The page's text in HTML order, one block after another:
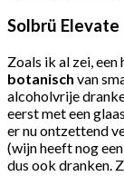
Solbrü Elevate
Zoals ik al zei,
botanisch van
alcoholvrije
eerst met een
er nu ontzettend
(wijn heeft nog
dus ook dranken.